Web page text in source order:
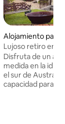
promedio: 5 de
Alojamiento para
en Tulka
Lujoso retiro en
Disfruta de un
medida en la
el sur de
capacidad para